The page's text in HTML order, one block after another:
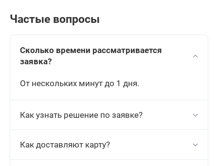
Частые вопросы
Сколько времени рассматривается
заявка?
От нескольких минут до 1 дня.
Как узнать решение по заявке?
Как доставляют карту?